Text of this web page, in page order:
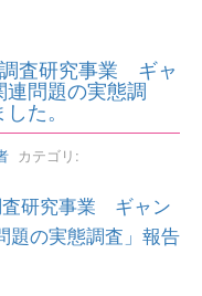
査研究事業 ギャ
問題の実態調
した。
カテゴリ:
査研究事業 ギャン
題の実態調査」報告